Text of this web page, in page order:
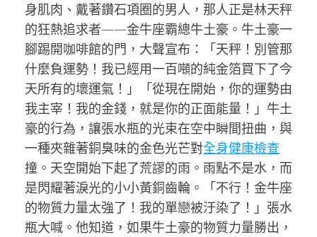
身肌肉、戴著鑽石項圈的男人，那人正是林天秤
的狂熱追求者——金牛座霸總牛土豪。牛土豪一
腳踢開咖啡館的門，大聲宣布：「天秤！別管那
什麼負運勢！我已經用一百噸的純金箔買下了今
天所有的壞運氣！」「從現在開始，你的運勢由
我主宰！我的金錢，就是你的正面能量！」牛土
豪的行為，讓張水瓶的光束在空中瞬間扭曲，與
一種夾雜著銅臭味的金色光芒對全身健康檢查
撞。天空開始下起了荒謬的雨。雨點不是水，而
是閃耀著淚光的小小黃銅齒輪。「不行！金牛座
的物質力量太強了！我的單戀被汙染了！」張水
瓶大喊。他知道，如果牛土豪的物質力量勝出，